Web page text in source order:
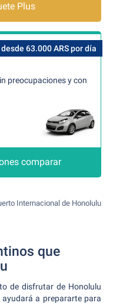
Plus
desde 63.000 ARS por día
preocupaciones y con
comparar
Internacional de Honolulu
que
de disfrutar de Honolulu
a prepararte para